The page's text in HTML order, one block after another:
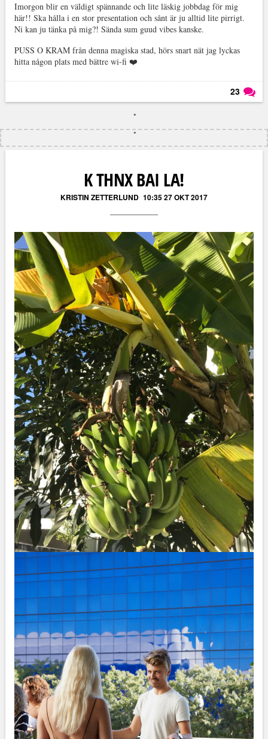
Imorgon blir en väldigt spännande och lite läskig jobbdag för mig
här!! Ska hålla i en stor presentation och sånt är ju alltid lite pirrigt.
Ni kan ju tänka på mig?! Sända sum guud vibes kanske.
PUSS O KRAM från denna magiska stad, hörs snart nät jag lyckas
hitta någon plats med bättre wi-fi ❤️
23
K THNX BAI LA!
KRISTIN ZETTERLUND 10:35 27 OKT 2017